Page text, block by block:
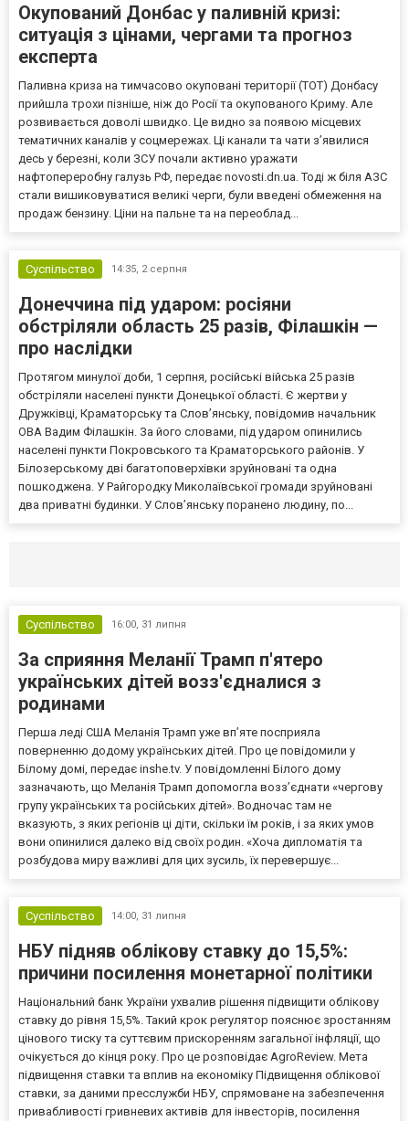
Окупований Донбас у паливній кризі:
ситуація з цінами, чергами та прогноз
експерта
Паливна криза на тимчасово окуповані території (ТОТ) Донбасу
прийшла трохи пізніше, ніж до Росії та окупованого Криму. Але
розвивається доволі швидко. Це видно за появою місцевих
тематичних каналів у соцмережах. Ці канали та чати з’явилися
десь у березні, коли ЗСУ почали активно уражати
нафтопереробну галузь РФ, передає novosti.dn.ua. Тоді ж біля АЗС
стали вишиковуватися великі черги, були введені обмеження на
продаж бензину. Ціни на пальне та на переоблад...
Суспільство 14:35, 2 серпня
Донеччина під ударом: росіяни
обстріляли область 25 разів, Філашкін —
про наслідки
Протягом минулої доби, 1 серпня, російські війська 25 разів
обстріляли населені пункти Донецької області. Є жертви у
Дружківці, Краматорську та Слов’янську, повідомив начальник
ОВА Вадим Філашкін. За його словами, під ударом опинились
населені пункти Покровського та Краматорського районів. У
Білозерському дві багатоповерхівки зруйновані та одна
пошкоджена. У Райгородку Миколаївської громади зруйновані
два приватні будинки. У Слов’янську поранено людину, по...
Суспільство 16:00, 31 липня
За сприяння Меланії Трамп п'ятеро
українських дітей возз'єдналися з
родинами
Перша леді США Меланія Трамп уже впʼяте посприяла
поверненню додому українських дітей. Про це повідомили у
Білому домі, передає inshe.tv. У повідомленні Білого дому
зазначають, що Меланія Трамп допомогла возз’єднати «чергову
групу українських та російських дітей». Водночас там не
вказують, з яких регіонів ці діти, скільки їм років, і за яких умов
вони опинилися далеко від своїх родин. «Хоча дипломатія та
розбудова миру важливі для цих зусиль, їх перевершує...
Суспільство 14:00, 31 липня
НБУ підняв облікову ставку до 15,5%:
причини посилення монетарної політики
Національний банк України ухвалив рішення підвищити облікову
ставку до рівня 15,5%. Такий крок регулятор пояснює зростанням
цінового тиску та суттєвим прискоренням загальної інфляції, що
очікується до кінця року. Про це розповідає AgroReview. Мета
підвищення ставки та вплив на економіку Підвищення облікової
ставки, за даними пресслужби НБУ, спрямоване на забезпечення
привабливості гривневих активів для інвесторів, посилення